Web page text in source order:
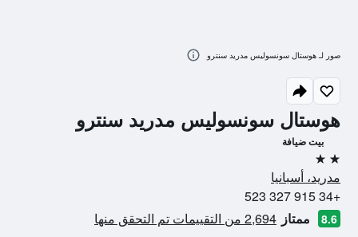
هوستال سونسوليس مدريد سنترو
بيت ضيافة
2 نجمتين
مدريد، أسبانيا
+34 915 327 523
8.6 ممتاز 2,694 من التقييمات تم التحقق منها
صور لـ هوستال سونسوليس مدريد سنترو